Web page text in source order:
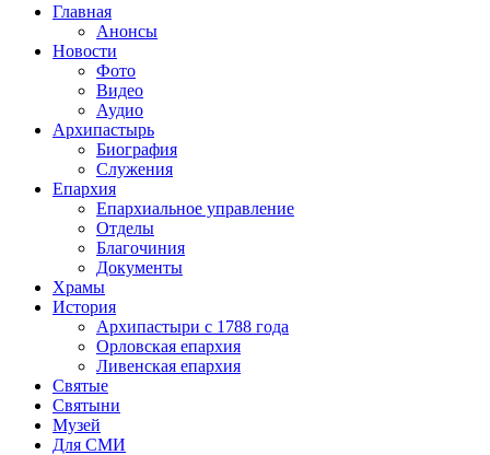
Главная
Анонсы
Новости
Фото
Видео
Аудио
Архипастырь
Биография
Служения
Епархия
Епархиальное управление
Отделы
Благочиния
Документы
Храмы
История
Архипастыри с 1788 года
Орловская епархия
Ливенская епархия
Святые
Святыни
Музей
Для СМИ